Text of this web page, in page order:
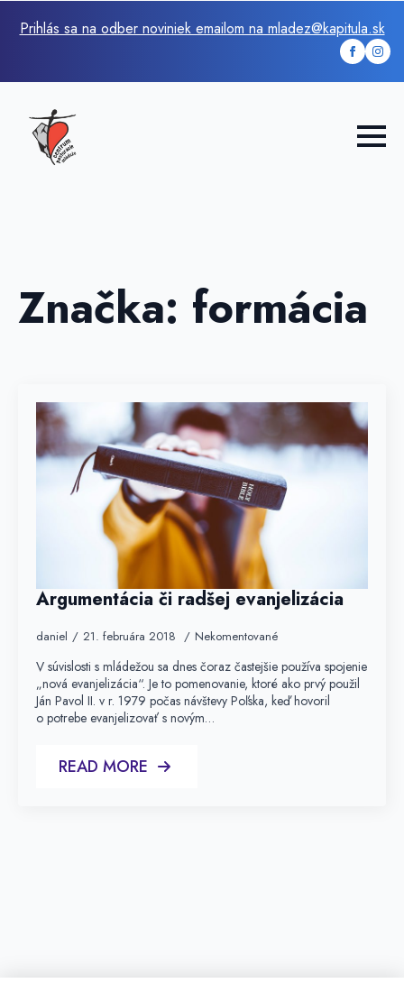
Prihlás sa na odber noviniek emailom na mladez@kapitula.sk
Značka: formácia
Argumentácia či radšej evanjelizácia
daniel 21. februára 2018 Nekomentované
V súvislosti s mládežou sa dnes čoraz častejšie používa spojenie
„nová evanjelizácia“. Je to pomenovanie, ktoré ako prvý použil
Ján Pavol II. v r. 1979 počas návštevy Poľska, keď hovoril
o potrebe evanjelizovať s novým…
READ MORE